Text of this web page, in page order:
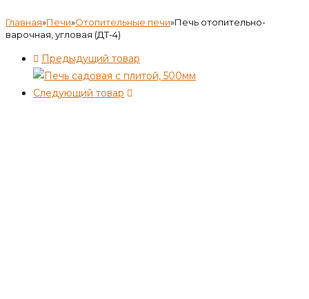
Главная»Печи»Отопительные печи»Печь отопительно-
варочная, угловая (ДТ-4)
Предыдущий товар
Следующий товар